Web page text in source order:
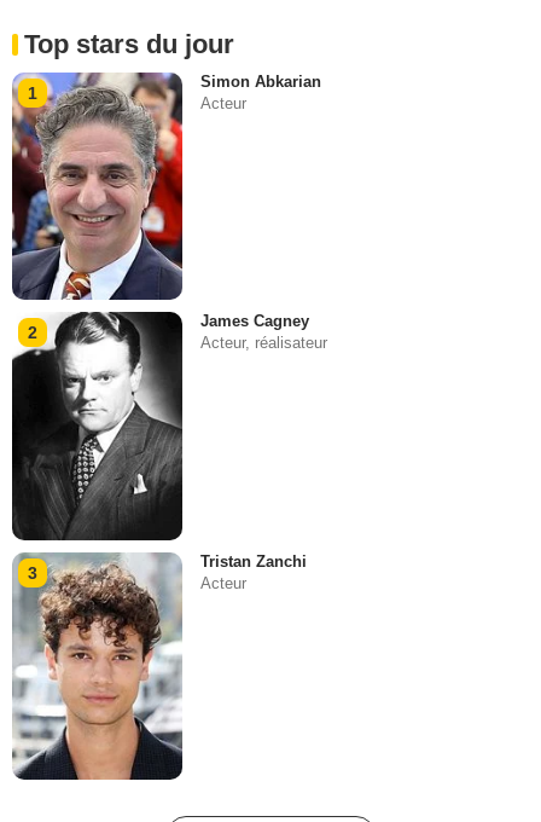
Top stars du jour
1
Simon Abkarian
Acteur
2
James Cagney
Acteur, réalisateur
3
Tristan Zanchi
Acteur